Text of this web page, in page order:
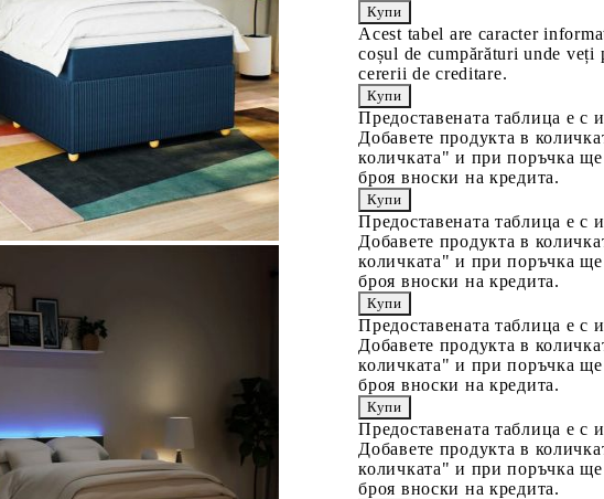
Acest tabel are caracter
coșul de cumpărături unde veți
cererii de creditare.
Предоставената таблица е с
Добавете продукта в
количката" и при поръчка
броя вноски на кредита.
Предоставената таблица е с
Добавете продукта в
количката" и при поръчка
броя вноски на кредита.
Предоставената таблица е с
Добавете продукта в
количката" и при поръчка
броя вноски на кредита.
Предоставената таблица е с
Добавете продукта в
количката" и при поръчка
броя вноски на кредита.